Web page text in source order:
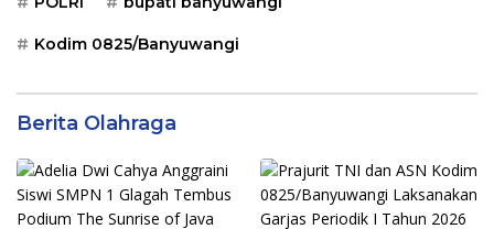
Kodim 0825/Banyuwangi
Berita Olahraga